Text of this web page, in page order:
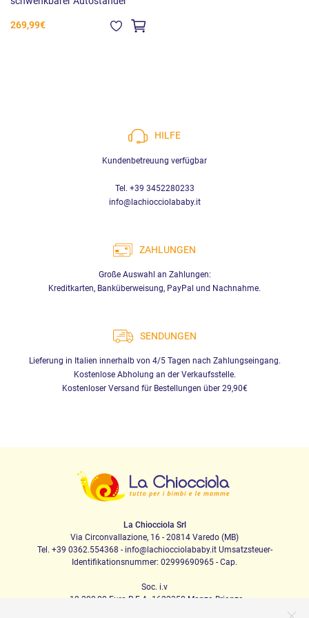
269,99€
HILFE
Kundenbetreuung verfügbar
Tel. +39 3452280233
info@lachiocciolababy.it
ZAHLUNGEN
Große Auswahl an Zahlungen:
Kreditkarten, Banküberweisung, PayPal und Nachnahme.
SENDUNGEN
Lieferung in Italien innerhalb von 4/5 Tagen nach Zahlungseingang.
Kostenlose Abholung an der Verkaufsstelle.
Kostenloser Versand für Bestellungen über 29,90€
La Chiocciola Srl
Via Circonvallazione, 16 - 20814 Varedo (MB)
Tel. +39 0362.554368 - info@lachiocciolababy.it Umsatzsteuer-
Identifikationsnummer: 02999690965 - Cap.
Soc. i.v
. 10.200,00 Euro R.E.A. 1622350 Monza Brianza